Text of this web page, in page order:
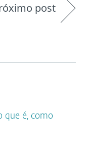
post
que é, como